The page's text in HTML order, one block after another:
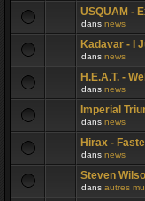
USQUAM -
dans news
Kadavar - I
dans news
H.E.A.T. -
dans news
Imperial
dans news
Hirax -
dans news
Steven
dans autres